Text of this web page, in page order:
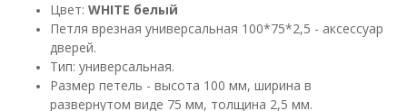
Цвет: WHITE белый
Петля врезная универсальная 100*75*2,5 - аксессуар
дверей.
Тип: универсальная.
Размер петель - высота 100 мм, ширина в
развернутом виде 75 мм, толщина 2,5 мм.